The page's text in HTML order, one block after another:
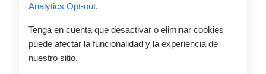
Analytics Opt-out.
Tenga en cuenta que desactivar o eliminar cookies
puede afectar la funcionalidad y la experiencia de
nuestro sitio.